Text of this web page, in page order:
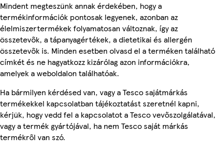
Mindent megteszünk annak érdekében, hogy a
termékinformációk pontosak legyenek, azonban az
élelmiszertermékek folyamatosan változnak, így az
összetevők, a tápanyagértékek, a dietetikai és allergén
összetevők is. Minden esetben olvasd el a terméken található
címkét és ne hagyatkozz kizárólag azon információkra,
amelyek a weboldalon találhatóak.
Ha bármilyen kérdésed van, vagy a Tesco sajátmárkás
termékekkel kapcsolatban tájékoztatást szeretnél kapni,
kérjük, hogy vedd fel a kapcsolatot a Tesco vevőszolgálatával,
vagy a termék gyártójával, ha nem Tesco saját márkás
termékről van szó.